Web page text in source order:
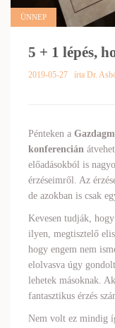
ÜNNEP
5 + 1 lépés,
2019-05-27 írta Dr.
Pénteken a
konferencián
előadásokból is
érzéseimről. Az
de azokban is csak
Kevesen tudják,
ilyen, megtisztelő
hogy engem nem
elolvasva úgy
lehetek másoknak.
fantasztikus érzés
Nem volt ez mindig